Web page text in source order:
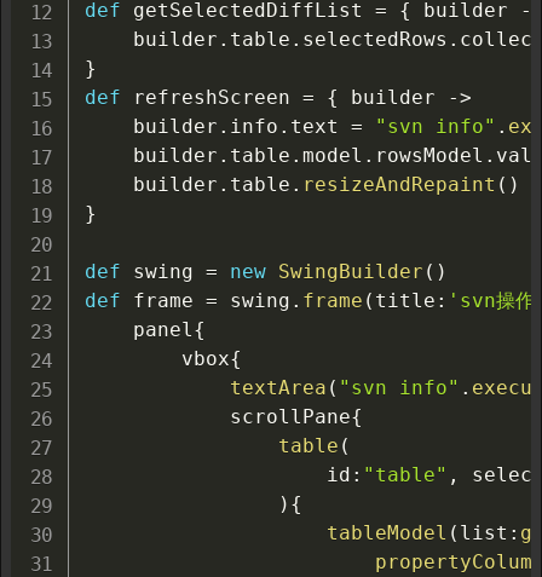
def getSelectedDiffList = { builder
-
    builder
. table . selectedRows .
}
def refreshScreen = { builder
->
    builder
. info . text = "svn info" .
    builder
. table . model . rowsModel .
    builder
. table . resizeAndRepaint ( )
}
def swing = new SwingBuilder ( )
def frame = swing . frame ( title : 'svn操作
    panel
{
        vbox
{
textArea ( "svn info" .
            scrollPane
{
table (
                    id
: "table" ,
) {
tableModel ( list :